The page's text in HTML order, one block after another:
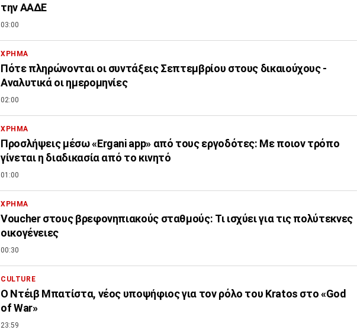
την ΑΑΔΕ
03:00
ΧΡΗΜΑ
Πότε πληρώνονται οι συντάξεις Σεπτεμβρίου στους δικαιούχους -
Αναλυτικά οι ημερομηνίες
02:00
ΧΡΗΜΑ
Προσλήψεις μέσω «Ergani app» από τους εργοδότες: Με ποιον τρόπο
γίνεται η διαδικασία από το κινητό
01:00
ΧΡΗΜΑ
Voucher στους βρεφονηπιακούς σταθμούς: Τι ισχύει για τις πολύτεκνες
οικογένειες
00:30
CULTURE
Ο Ντέιβ Μπατίστα, νέος υποψήφιος για τον ρόλο του Kratos στο «God
of War»
23:59